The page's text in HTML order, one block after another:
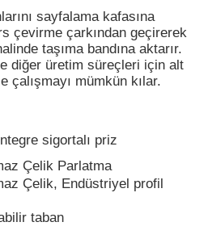
sayfalama kafasına
çevirme çarkından geçirerek
taşıma bandına aktarır.
diğer üretim süreçleri için alt
çalışmayı mümkün kılar.
sigortalı priz
Çelik Parlatma
Çelik, Endüstriyel profil
taban